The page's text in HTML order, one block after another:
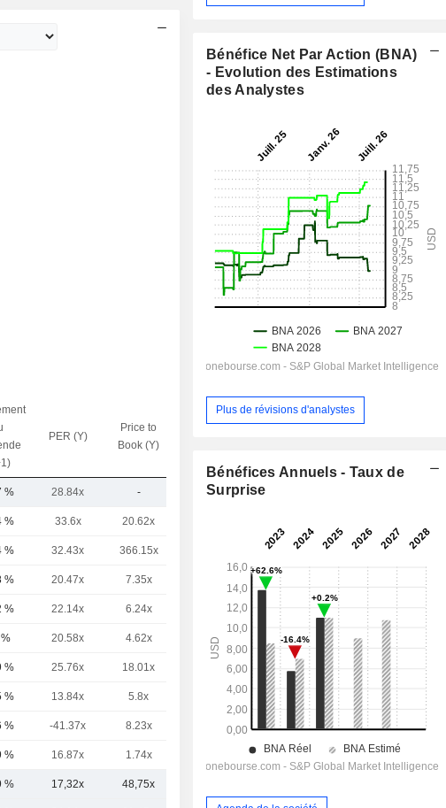
PER (Y)
Price to
Book (Y)
% 28.84x - -
% 33.6x 20.62x
% 32.43x 366.15x
% 20.47x 7.35x
% 22.14x 6.24x
20.58x 4.62x 4.25x
% 25.76x 18.01x
% 13.84x 5.8x
% -41.37x 8.23x
% 16.87x 1.74x
% 17,32x 48,75x
Bénéfice Net Par Action (BNA)
- Evolution des Estimations
des Analystes
Plus de révisions d'analystes
Bénéfices Annuels - Taux de
Surprise